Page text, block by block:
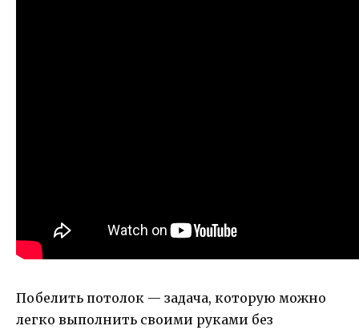
Побелить потолок — задача, которую можно
легко выполнить своими руками без